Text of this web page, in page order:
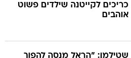
כריכים לקייטנה שילדים פשוט
אוהבים
שטילמן: "הראל מנסה להפוך